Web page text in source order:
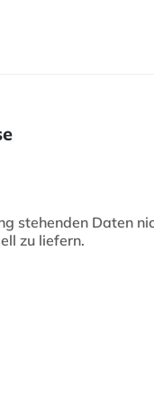
stehenden Daten
zu liefern.